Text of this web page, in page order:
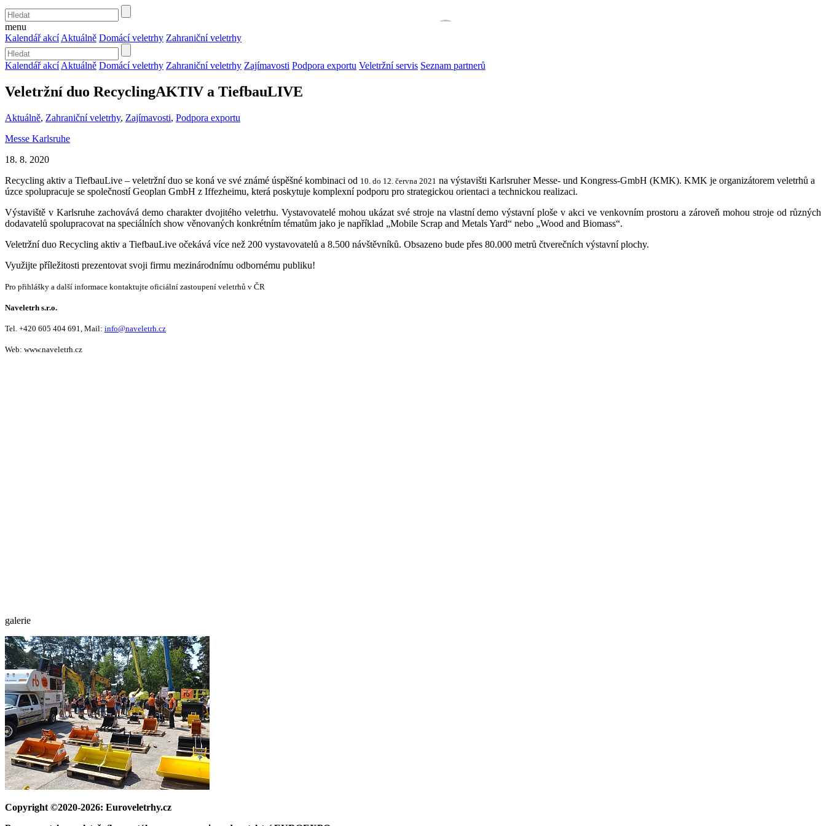
menu
Kalendář akcí Aktuálně Domácí veletrhy Zahraniční veletrhy
Kalendář akcí Aktuálně Domácí veletrhy Zahraniční veletrhy Zajímavosti Podpora exportu Veletržní servis Seznam partnerů
Veletržní duo RecyclingAKTIV a TiefbauLIVE
Aktuálně, Zahraniční veletrhy, Zajímavosti, Podpora exportu
Messe Karlsruhe
18. 8. 2020
Recycling aktiv a TiefbauLive – veletržní duo se koná ve své známé úspěšné kombinaci od 10. do 12. června 2021 na výstavišti Karlsruher Messe- und Kongress-GmbH (KMK). KMK je organizátorem veletrhů a
úzce spolupracuje se společností Geoplan GmbH z Iffezheimu, která poskytuje komplexní podporu pro strategickou orientaci a technickou realizaci.
Výstaviště v Karlsruhe zachovává demo charakter dvojitého veletrhu. Vystavovatelé mohou ukázat své stroje na vlastní demo výstavní ploše v akci ve venkovním prostoru a zároveň mohou stroje od různých
dodavatelů spolupracovat na speciálních show věnovaných konkrétním tématům jako je například „Mobile Scrap and Metals Yard“ nebo „Wood and Biomass“.
Veletržní duo Recycling aktiv a TiefbauLive očekává více než 200 vystavovatelů a 8.500 návštěvníků. Obsazeno bude přes 80.000 metrů čtverečních výstavní plochy.
Využijte příležitosti prezentovat svoji firmu mezinárodnímu odbornému publiku!
Pro přihlášky a další informace kontaktujte oficiální zastoupení veletrhů v ČR
Naveletrh s.r.o.
Tel. +420 605 404 691, Mail: info@naveletrh.cz
Web: www.naveletrh.cz
galerie
Copyright ©2020-2026: Euroveletrhy.cz